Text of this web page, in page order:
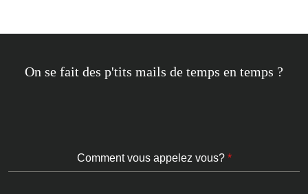
On se fait des p'tits mails de temps en temps ?
Comment vous appelez vous? *